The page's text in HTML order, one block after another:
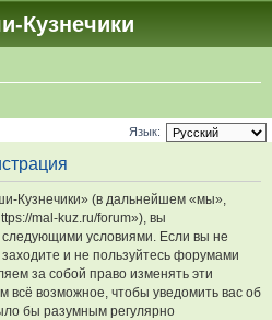
Кузнечики
Язык:
Кузнечики» (в дальнейшем «мы»,
mal-kuz.ru/forum»), вы
следующими условиями. Если вы не
и не пользуйтесь форумами
за собой право изменять эти
всё возможное, чтобы уведомить вас об
бы разумным регулярно